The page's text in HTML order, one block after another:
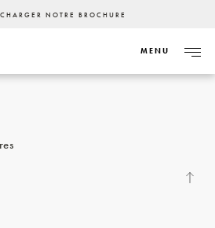
NOTRE BROCHURE
MENU